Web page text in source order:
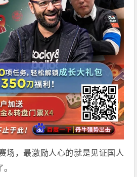
场，最激励人心的就是见证国人